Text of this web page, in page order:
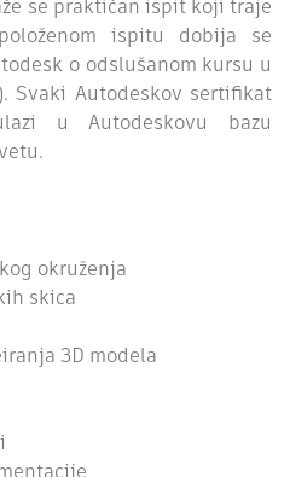
se praktičan ispit koji traje
ispitu dobija se
o odslušanom kursu u
Svaki Autodeskov sertifikat
u Autodeskovu bazu
okruženja
skica
3D modela